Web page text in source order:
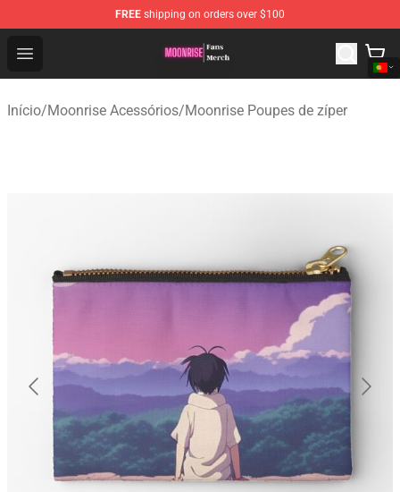
FREE shipping on orders over $100
Open menu
Moonrise Store - Official Moonrise Merchandise Shop
Início/Moonrise Acessórios/Moonrise Poupes de zíper